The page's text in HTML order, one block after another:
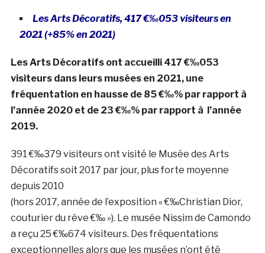
Les Arts Décoratifs, 417 €‰053 visiteurs en
2021 (+85% en 2021)
Les Arts Décoratifs ont accueilli 417 €‰053
visiteurs dans leurs musées en 2021, une
fréquentation en hausse de 85 €‰% par rapport à
l’année 2020 et de 23 €‰% par rapport à l’année
2019.
391 €‰379 visiteurs ont visité le Musée des Arts
Décoratifs soit 2017 par jour, plus forte moyenne
depuis 2010
(hors 2017, année de l’exposition « €‰Christian Dior,
couturier du rêve €‰ »). Le musée Nissim de Camondo
a reçu 25 €‰674 visiteurs. Des fréquentations
exceptionnelles alors que les musées n’ont été